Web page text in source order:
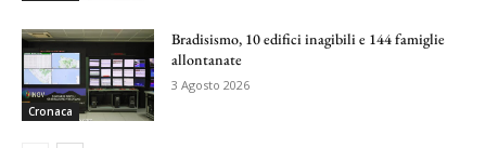
Cronaca
Bradisismo, 10 edifici inagibili e 144 famiglie
allontanate
3 Agosto 2026